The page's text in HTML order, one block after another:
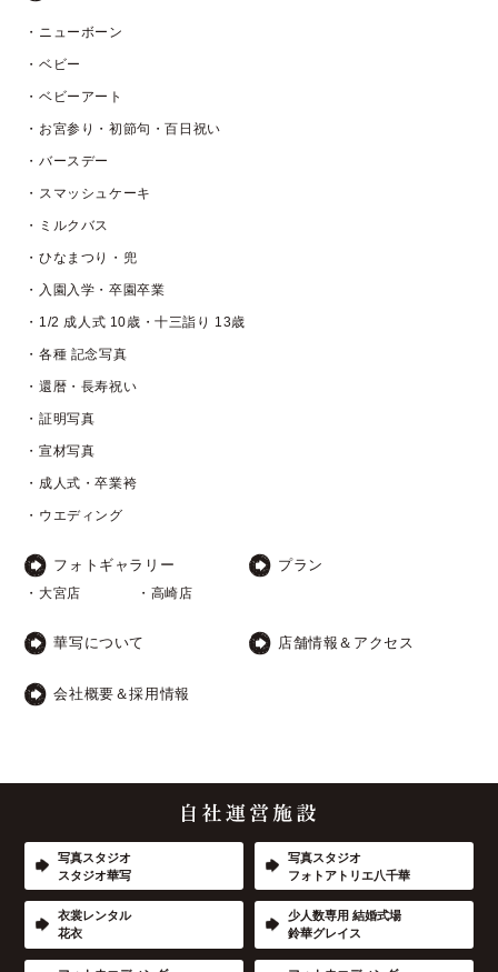
・ニューボーン
・ベビー
・ベビーアート
・お宮参り・初節句・百日祝い
・バースデー
・スマッシュケーキ
・ミルクバス
・ひなまつり・兜
・入園入学・卒園卒業
・1/2 成人式 10歳・十三詣り 13歳
・各種 記念写真
・還暦・長寿祝い
・証明写真
・宣材写真
・成人式・卒業袴
・ウエディング
フォトギャラリー
・大宮店 ・高崎店
プラン
華写について 店舗情報＆アクセス
会社概要＆採用情報
写真スタジオ
スタジオ華写
写真スタジオ
フォトアトリエ八千華
衣裳レンタル
花衣
少人数専用 結婚式場
鈴華グレイス